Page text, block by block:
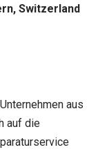
Switzerland
aus
auf die